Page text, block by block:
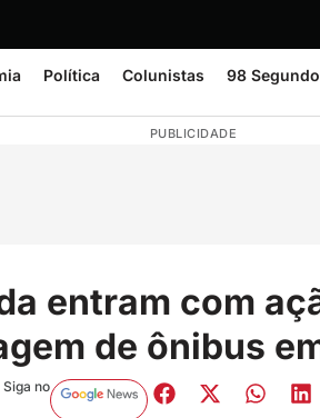
Política Colunistas 98
PUBLICIDADE
entram com
de ônibus
Siga no